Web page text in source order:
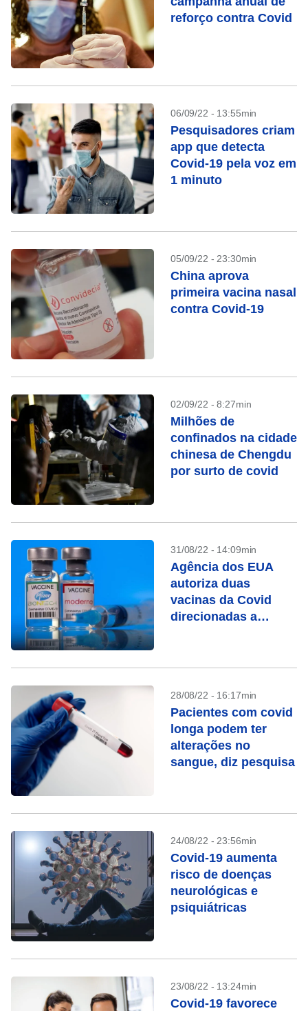
reforço contra Covid
06/09/22 - 13:55min
Pesquisadores criam
app que detecta
Covid-19 pela voz em
1 minuto
05/09/22 - 23:30min
China aprova
primeira vacina nasal
contra Covid-19
02/09/22 - 8:27min
Milhões de
confinados na cidade
chinesa de Chengdu
por surto de covid
31/08/22 - 14:09min
Agência dos EUA
autoriza duas
vacinas da Covid
direcionadas a
28/08/22 - 16:17min
Pacientes com covid
longa podem ter
alterações no
sangue, diz pesquisa
24/08/22 - 23:56min
Covid-19 aumenta
risco de doenças
neurológicas e
psiquiátricas
23/08/22 - 13:24min
Covid-19 favorece